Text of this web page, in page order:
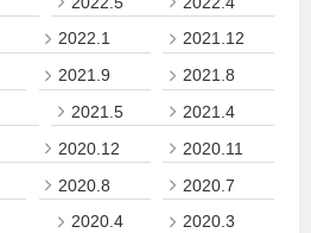
2022.1
2021.12
2021.9
2021.8
2021.5
2021.4
2020.12
2020.11
2020.8
2020.7
2020.4
2020.3